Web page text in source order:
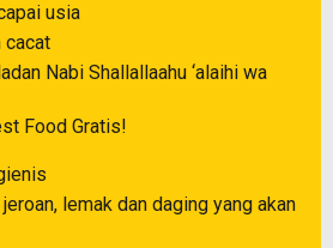
usia
cacat
Nabi Shallallaahu ‘alaihi wa
Food Gratis!
lemak dan daging yang akan